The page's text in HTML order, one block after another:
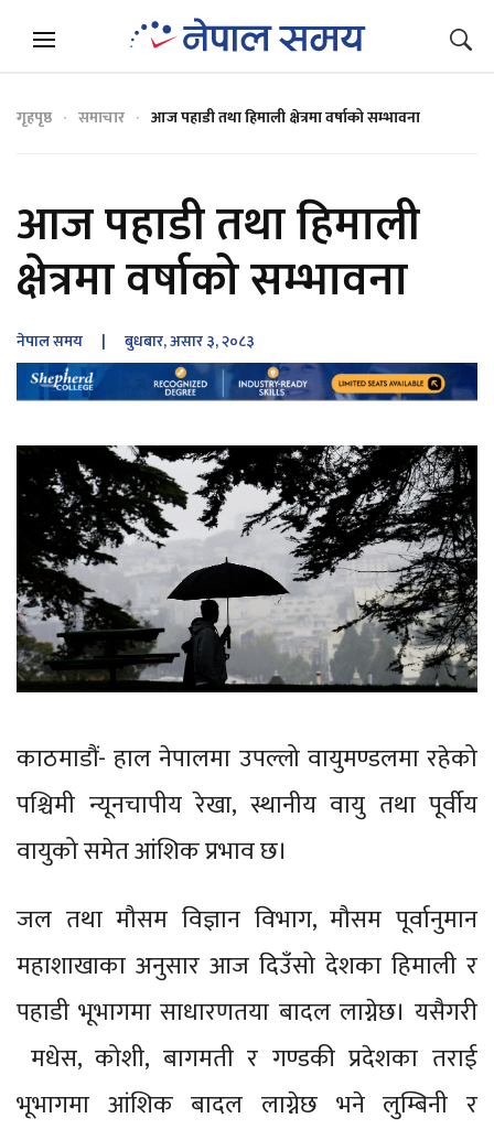
गृहपृष्ठ समाचार आज पहाडी तथा हिमाली क्षेत्रमा वर्षाको सम्भावना
आज पहाडी तथा हिमाली
क्षेत्रमा वर्षाको सम्भावना
नेपाल समय | बुधबार, असार ३, २०८३
काठमाडौं- हाल नेपालमा उपल्लो वायुमण्डलमा रहेको
पश्चिमी न्यूनचापीय रेखा, स्थानीय वायु तथा पूर्वीय
वायुको समेत आंशिक प्रभाव छ।
जल तथा मौसम विज्ञान विभाग, मौसम पूर्वानुमान
महाशाखाका अनुसार आज दिउँसो देशका हिमाली र
पहाडी भूभागमा साधारणतया बादल लाग्नेछ। यसैगरी
मधेस, कोशी, बागमती र गण्डकी प्रदेशका तराई
भूभागमा आंशिक बादल लाग्नेछ भने लुम्बिनी र